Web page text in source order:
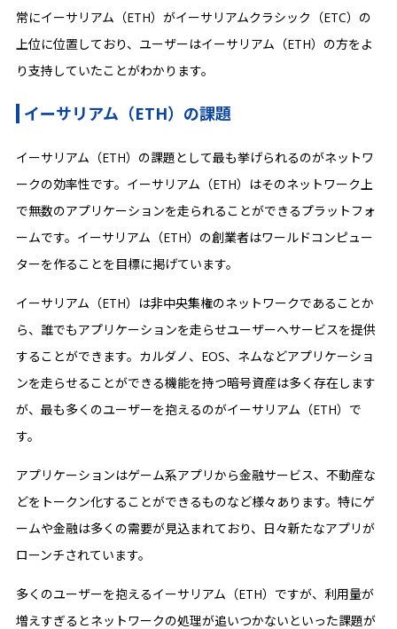
常にイーサリアム（ETH）がイーサリアムクラシック（ETC）の
上位に位置しており、ユーザーはイーサリアム（ETH）の方をよ
り支持していたことがわかります。
イーサリアム（ETH）の課題
イーサリアム（ETH）の課題として最も挙げられるのがネットワ
ークの効率性です。イーサリアム（ETH）はそのネットワーク上
で無数のアプリケーションを走られることができるプラットフォ
ームです。イーサリアム（ETH）の創業者はワールドコンピュー
ターを作ることを目標に掲げています。‍
イーサリアム（ETH）は非中央集権のネットワークであることか
ら、誰でもアプリケーションを走らせユーザーへサービスを提供
することができます。カルダノ、EOS、ネムなどアプリケーショ
ンを走らせることができる機能を持つ暗号資産は多く存在します
が、最も多くのユーザーを抱えるのがイーサリアム（ETH）で
す。
アプリケーションはゲーム系アプリから金融サービス、不動産な
どをトークン化することができるものなど様々あります。特にゲ
ームや金融は多くの需要が見込まれており、日々新たなアプリが
ローンチされています。
多くのユーザーを抱えるイーサリアム（ETH）ですが、利用量が
増えすぎるとネットワークの処理が追いつかないといった課題が